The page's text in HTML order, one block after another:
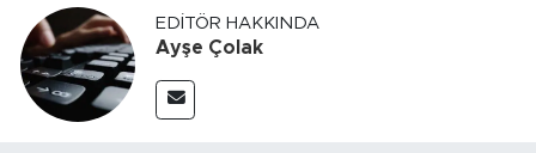
EDITÖR HAKKINDA
Ayşe Çolak